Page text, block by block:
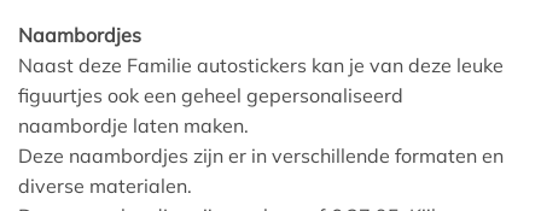
Naambordjes
Naast deze Familie autostickers kan je van deze leuke
figuurtjes ook een geheel gepersonaliseerd
naambordje laten maken.
Deze naambordjes zijn er in verschillende formaten en
diverse materialen.